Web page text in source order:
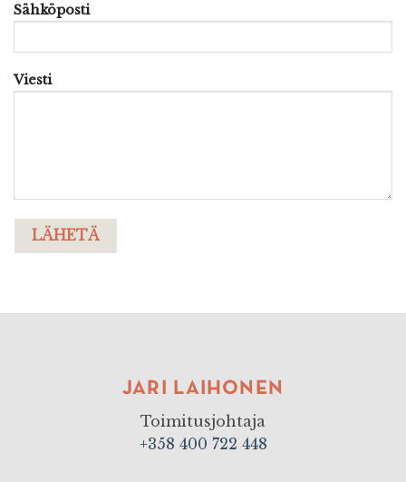
Sähköposti
Viesti
JARI LAIHONEN
Toimitusjohtaja
+358 400 722 448